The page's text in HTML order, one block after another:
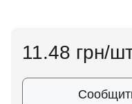
11.48 грн/